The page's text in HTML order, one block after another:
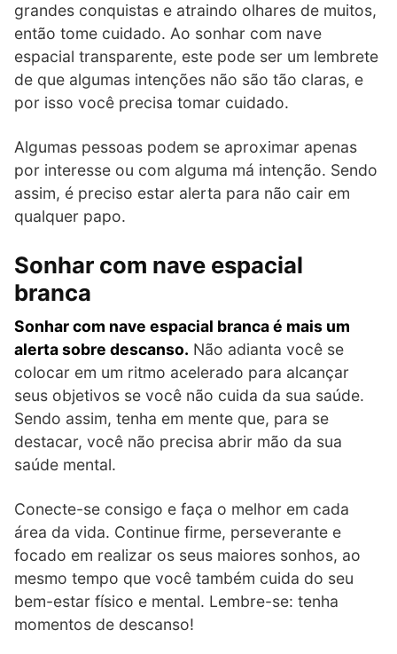
grandes conquistas e atraindo olhares de muitos,
então tome cuidado. Ao sonhar com nave
espacial transparente, este pode ser um lembrete
de que algumas intenções não são tão claras, e
por isso você precisa tomar cuidado.
Algumas pessoas podem se aproximar apenas
por interesse ou com alguma má intenção. Sendo
assim, é preciso estar alerta para não cair em
qualquer papo.
Sonhar com nave espacial
branca
Sonhar com nave espacial branca é mais um
alerta sobre descanso. Não adianta você se
colocar em um ritmo acelerado para alcançar
seus objetivos se você não cuida da sua saúde.
Sendo assim, tenha em mente que, para se
destacar, você não precisa abrir mão da sua
saúde mental.
Conecte-se consigo e faça o melhor em cada
área da vida. Continue firme, perseverante e
focado em realizar os seus maiores sonhos, ao
mesmo tempo que você também cuida do seu
bem-estar físico e mental. Lembre-se: tenha
momentos de descanso!